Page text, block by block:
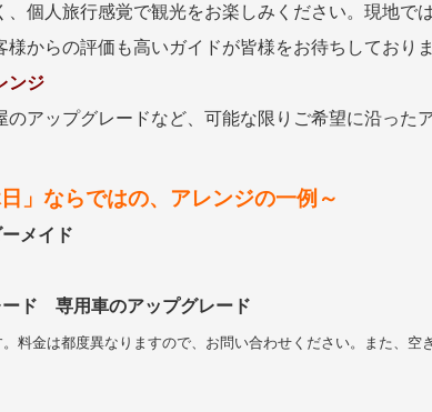
師同行の旅
1名様からの旅
ル（エールフランス航空）
個人旅行感覚で観光をお楽しみください。現地で
からの評価も高いガイドが皆様をお待ちしておりま
ンジ
アップグレードなど、可能な限りご希望に沿った
」ならではの、アレンジの一例～
メイド
ード 専用車のアップグレード
料金は都度異なりますので、お問い合わせください。また、空